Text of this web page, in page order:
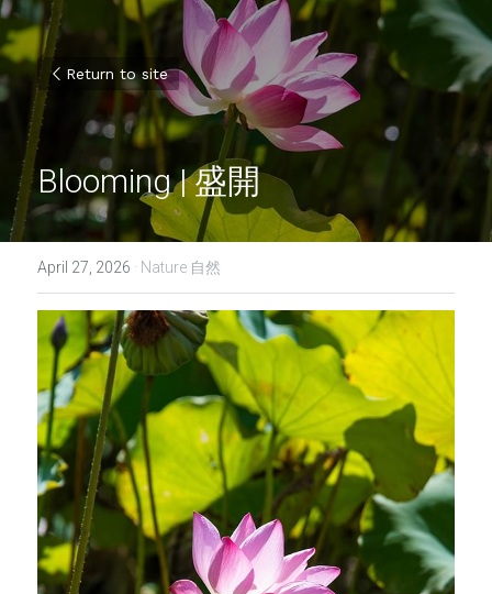
Return to site
Blooming | 盛開
April 27, 2026 · Nature 自然